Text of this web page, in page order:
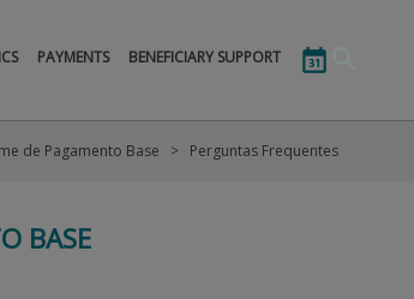
PAYMENTS BENEFICIARY SUPPORT
de Pagamento Base Perguntas Frequentes
BASE